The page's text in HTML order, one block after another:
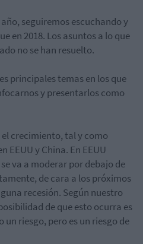
seguiremos escuchando y
en 2018. Los asuntos a lo que
no se han resuelto.
principales temas en los que
y presentarlos como
crecimiento, tal y como
EEUU y China. En EEUU
va a moderar por debajo de
de cara a los próximos
recesión. Según nuestro
de que esto ocurra es
un riesgo, pero es un riesgo de